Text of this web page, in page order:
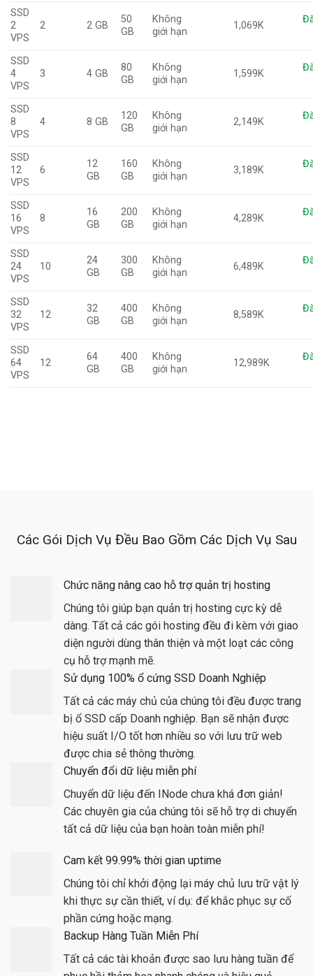
SSD
2
VPS
2 2 GB
50
GB
Không
giới hạn
1,069K
SSD
4
VPS
3 4 GB
80
GB
Không
giới hạn
1,599K
SSD
8
VPS
4 8 GB
120
GB
Không
giới hạn
2,149K
SSD
12
VPS
6
12
GB
160
GB
Không
giới hạn
3,189K
SSD
16
VPS
8
16
GB
200
GB
Không
giới hạn
4,289K
SSD
24
VPS
10
24
GB
300
GB
Không
giới hạn
6,489K
SSD
32
VPS
12
32
GB
400
GB
Không
giới hạn
8,589K
SSD
64
VPS
12
64
GB
400
GB
Không
giới hạn
12,989K
Các Gói Dịch Vụ Đều Bao Gồm Các Dịch Vụ Sau
Chức năng nâng cao hỗ trợ quản trị hosting
Chúng tôi giúp bạn quản trị hosting cực kỳ dễ
dàng. Tất cả các gói hosting đều đi kèm với giao
diện người dùng thân thiện và một loạt các công
cụ hỗ trợ mạnh mẽ.
Sử dụng 100% ổ cứng SSD Doanh Nghiệp
Tất cả các máy chủ của chúng tôi đều được trang
bị ổ SSD cấp Doanh nghiệp. Bạn sẽ nhận được
hiệu suất I/O tốt hơn nhiều so với lưu trữ web
được chia sẻ thông thường.
Chuyển đổi dữ liệu miễn phí
Chuyển dữ liệu đến INode chưa khá đơn giản!
Các chuyên gia của chúng tôi sẽ hỗ trợ di chuyển
tất cả dữ liệu của bạn hoàn toàn miễn phí!
Cam kết 99.99% thời gian uptime
Chúng tôi chỉ khởi động lại máy chủ lưu trữ vật lý
khi thực sự cần thiết, ví dụ: để khắc phục sự cố
phần cứng hoặc mạng.
Backup Hàng Tuần Miễn Phí
Tất cả các tài khoản được sao lưu hàng tuần để